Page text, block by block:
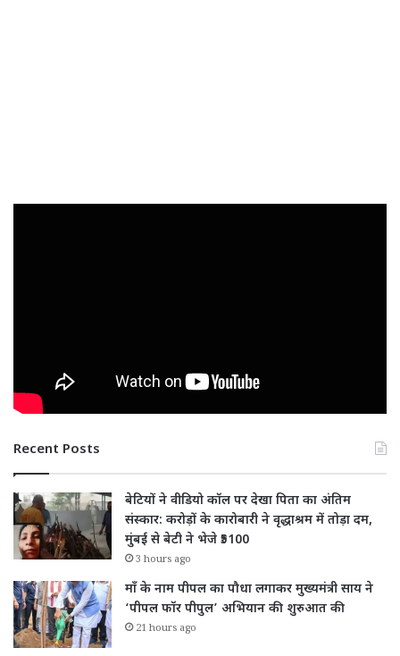
Recent Posts
बेटियों ने वीडियो कॉल पर देखा पिता का अंतिम
संस्कार: करोड़ों के कारोबारी ने वृद्धाश्रम में तोड़ा दम,
मुंबई से बेटी ने भेजे ₹5100
3 hours ago
माँ के नाम पीपल का पौधा लगाकर मुख्यमंत्री साय ने
‘पीपल फॉर पीपुल’ अभियान की शुरुआत की
21 hours ago